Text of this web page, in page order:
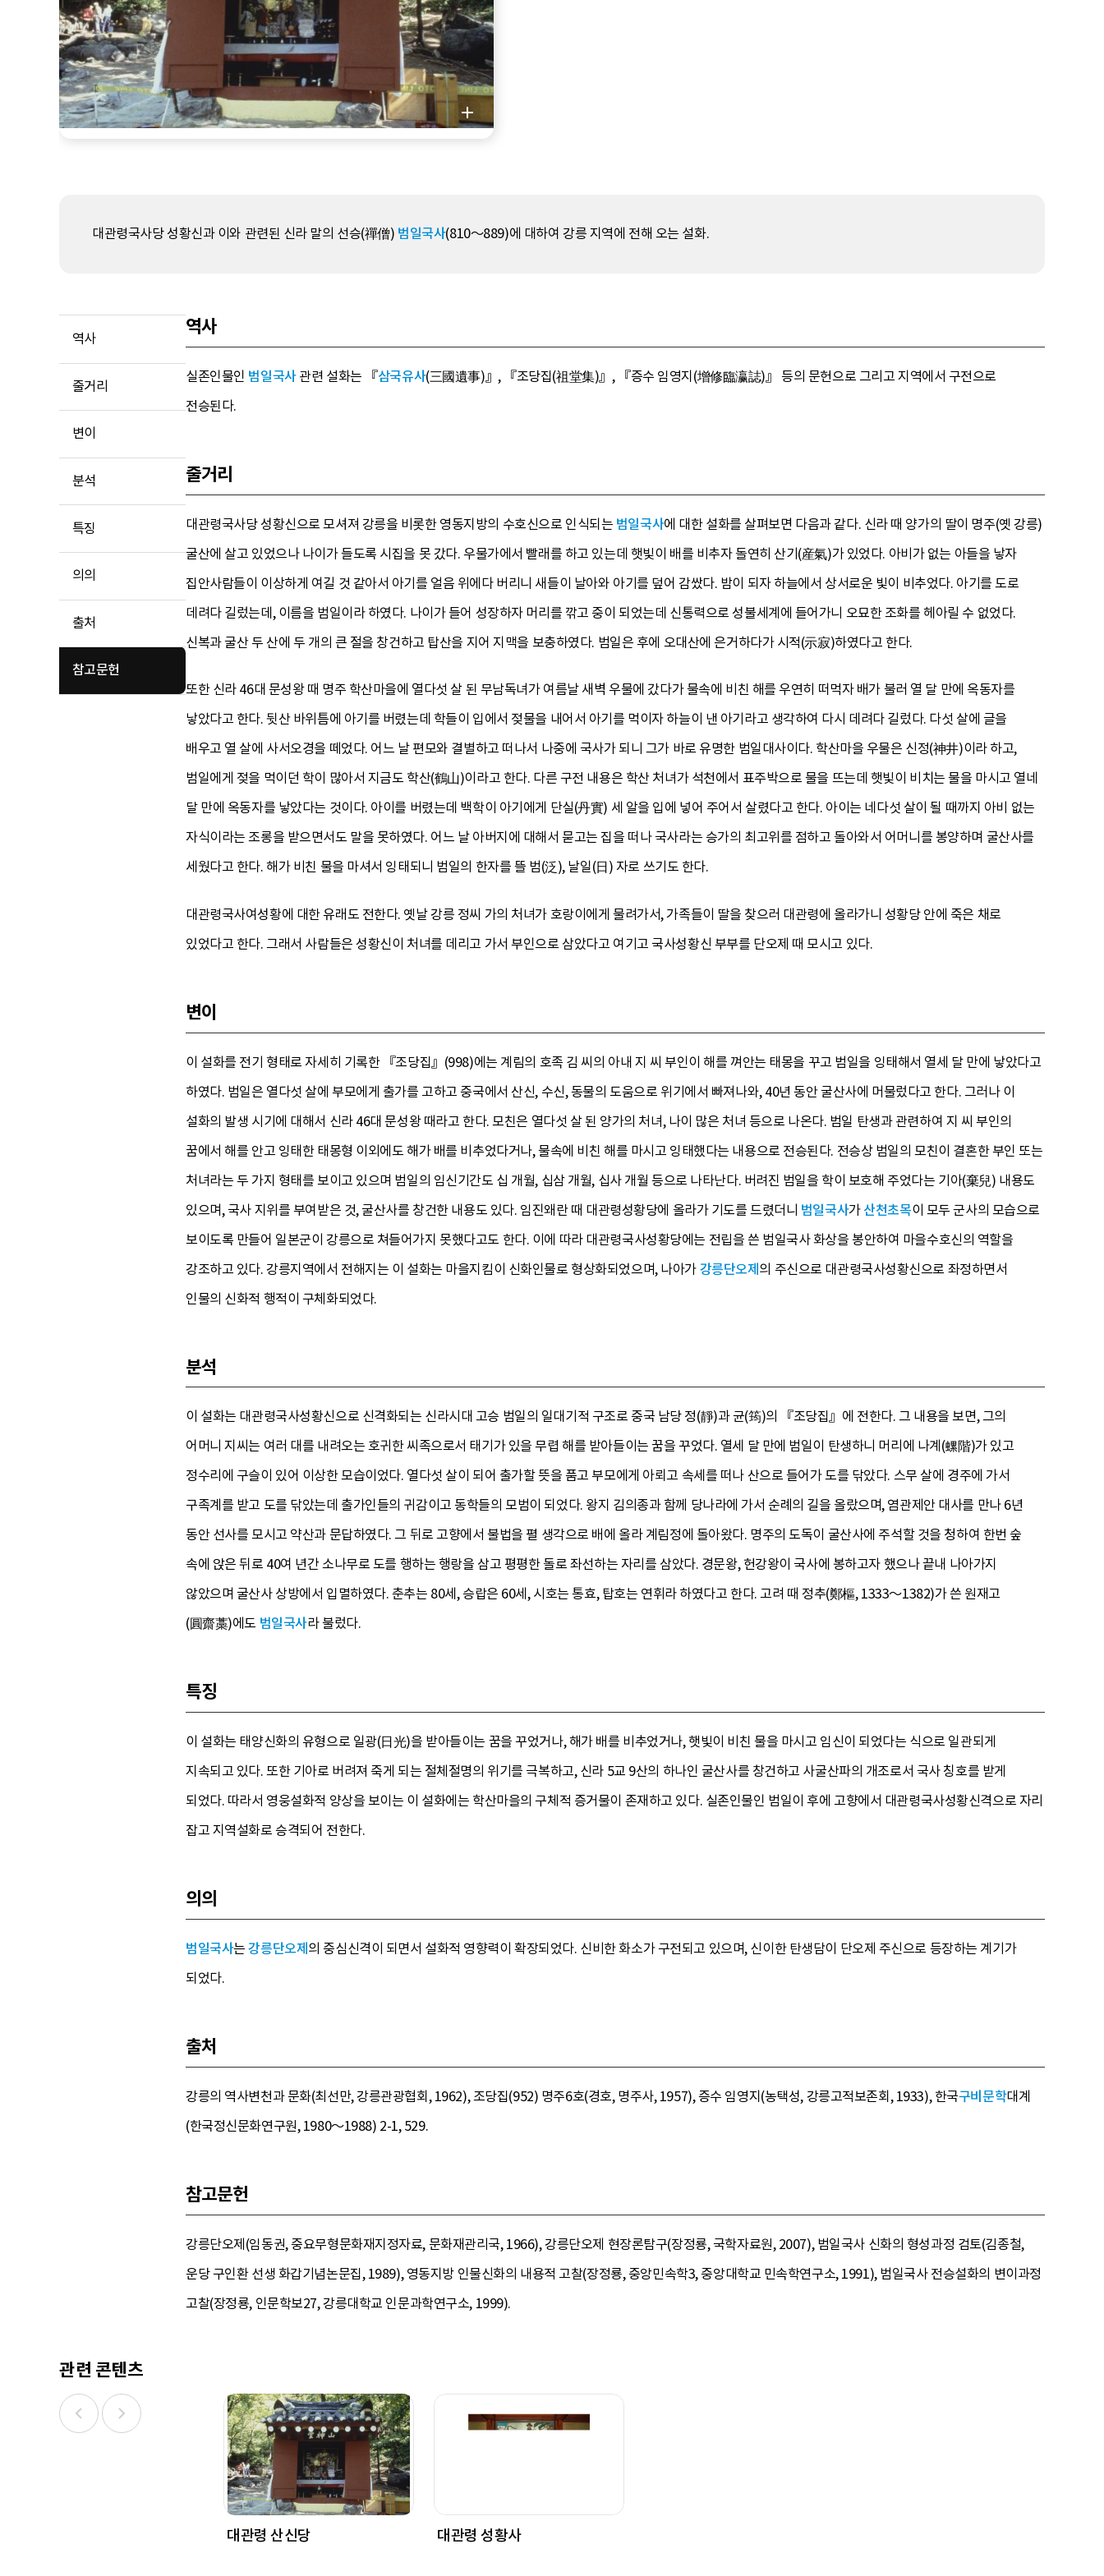
대관령국사당 성황신과 이와 관련된 신라 말의 선승(禪僧) 범일국사(810～889)에 대하여 강릉 지역에 전해 오는 설화.
역사
줄거리
변이
분석
특징
의의
출처
참고문헌
역사
실존인물인 범일국사관련 설화는 『삼국유사(三國遺事)』, 『조당집(祖堂集)』, 『증수 임영지(增修臨瀛誌)』 등의 문헌으로 그리고 지역에서 구전으로
전승된다.
줄거리
대관령국사당 성황신으로 모셔져 강릉을 비롯한 영동지방의 수호신으로 인식되는 범일국사에 대한 설화를 살펴보면 다음과 같다. 신라 때 양가의 딸이 명주(옛 강릉)
굴산에 살고 있었으나 나이가 들도록 시집을 못 갔다. 우물가에서 빨래를 하고 있는데 햇빛이 배를 비추자 돌연히 산기(産氣)가 있었다. 아비가 없는 아들을 낳자
집안사람들이 이상하게 여길 것 같아서 아기를 얼음 위에다 버리니 새들이 날아와 아기를 덮어 감쌌다. 밤이 되자 하늘에서 상서로운 빛이 비추었다. 아기를 도로
데려다 길렀는데, 이름을 범일이라 하였다. 나이가 들어 성장하자 머리를 깎고 중이 되었는데 신통력으로 성불세계에 들어가니 오묘한 조화를 헤아릴 수 없었다.
신복과 굴산 두 산에 두 개의 큰 절을 창건하고 탑산을 지어 지맥을 보충하였다. 범일은 후에 오대산에 은거하다가 시적(示寂)하였다고 한다.
또한 신라 46대 문성왕 때 명주 학산마을에 열다섯 살 된 무남독녀가 여름날 새벽 우물에 갔다가 물속에 비친 해를 우연히 떠먹자 배가 불러 열 달 만에 옥동자를
낳았다고 한다. 뒷산 바위틈에 아기를 버렸는데 학들이 입에서 젖물을 내어서 아기를 먹이자 하늘이 낸 아기라고 생각하여 다시 데려다 길렀다. 다섯 살에 글을
배우고 열 살에 사서오경을 떼었다. 어느 날 편모와 결별하고 떠나서 나중에 국사가 되니 그가 바로 유명한 범일대사이다. 학산마을 우물은 신정(神井)이라 하고,
범일에게 젖을 먹이던 학이 많아서 지금도 학산(鶴山)이라고 한다. 다른 구전 내용은 학산 처녀가 석천에서 표주박으로 물을 뜨는데 햇빛이 비치는 물을 마시고 열네
달 만에 옥동자를 낳았다는 것이다. 아이를 버렸는데 백학이 아기에게 단실(丹實) 세 알을 입에 넣어 주어서 살렸다고 한다. 아이는 네다섯 살이 될 때까지 아비 없는
자식이라는 조롱을 받으면서도 말을 못하였다. 어느 날 아버지에 대해서 묻고는 집을 떠나 국사라는 승가의 최고위를 점하고 돌아와서 어머니를 봉양하며 굴산사를
세웠다고 한다. 해가 비친 물을 마셔서 잉태되니 범일의 한자를 뜰 범(泛), 날일(日) 자로 쓰기도 한다.
대관령국사여성황에 대한 유래도 전한다. 옛날 강릉 정씨 가의 처녀가 호랑이에게 물려가서, 가족들이 딸을 찾으러 대관령에 올라가니 성황당 안에 죽은 채로
있었다고 한다. 그래서 사람들은 성황신이 처녀를 데리고 가서 부인으로 삼았다고 여기고 국사성황신 부부를 단오제 때 모시고 있다.
변이
이 설화를 전기 형태로 자세히 기록한 『조당집』(998)에는 계림의 호족 김 씨의 아내 지 씨 부인이 해를 껴안는 태몽을 꾸고 범일을 잉태해서 열세 달 만에 낳았다고
하였다. 범일은 열다섯 살에 부모에게 출가를 고하고 중국에서 산신, 수신, 동물의 도움으로 위기에서 빠져나와, 40년 동안 굴산사에 머물렀다고 한다. 그러나 이
설화의 발생 시기에 대해서 신라 46대 문성왕 때라고 한다. 모친은 열다섯 살 된 양가의 처녀, 나이 많은 처녀 등으로 나온다. 범일 탄생과 관련하여 지 씨 부인의
꿈에서 해를 안고 잉태한 태몽형 이외에도 해가 배를 비추었다거나, 물속에 비친 해를 마시고 잉태했다는 내용으로 전승된다. 전승상 범일의 모친이 결혼한 부인 또는
처녀라는 두 가지 형태를 보이고 있으며 범일의 임신기간도 십 개월, 십삼 개월, 십사 개월 등으로 나타난다. 버려진 범일을 학이 보호해 주었다는 기아(棄兒) 내용도
있으며, 국사 지위를 부여받은 것, 굴산사를 창건한 내용도 있다. 임진왜란 때 대관령성황당에 올라가 기도를 드렸더니 범일국사가산천초목이 모두 군사의 모습으로
보이도록 만들어 일본군이 강릉으로 쳐들어가지 못했다고도 한다. 이에 따라 대관령국사성황당에는 전립을 쓴 범일국사 화상을 봉안하여 마을수호신의 역할을
강조하고 있다. 강릉지역에서 전해지는 이 설화는 마을지킴이 신화인물로 형상화되었으며, 나아가강릉단오제의 주신으로 대관령국사성황신으로 좌정하면서
인물의 신화적 행적이 구체화되었다.
분석
이 설화는 대관령국사성황신으로 신격화되는 신라시대 고승 범일의 일대기적 구조로 중국 남당 정(靜)과 균(筠)의 『조당집』에 전한다. 그 내용을 보면, 그의
어머니 지씨는 여러 대를 내려오는 호귀한 씨족으로서 태기가 있을 무렵 해를 받아들이는 꿈을 꾸었다. 열세 달 만에 범일이 탄생하니 머리에 나계(螺階)가 있고
정수리에 구슬이 있어 이상한 모습이었다. 열다섯 살이 되어 출가할 뜻을 품고 부모에게 아뢰고 속세를 떠나 산으로 들어가 도를 닦았다. 스무 살에 경주에 가서
구족계를 받고 도를 닦았는데 출가인들의 귀감이고 동학들의 모범이 되었다. 왕지 김의종과 함께 당나라에 가서 순례의 길을 올랐으며, 염관제안 대사를 만나 6년
동안 선사를 모시고 약산과 문답하였다. 그 뒤로 고향에서 불법을 펼 생각으로 배에 올라 계림정에 돌아왔다. 명주의 도독이 굴산사에 주석할 것을 청하여 한번 숲
속에 앉은 뒤로 40여 년간 소나무로 도를 행하는 행랑을 삼고 평평한 돌로 좌선하는 자리를 삼았다. 경문왕, 헌강왕이 국사에 봉하고자 했으나 끝내 나아가지
않았으며 굴산사 상방에서 입멸하였다. 춘추는 80세, 승랍은 60세, 시호는 통효, 탑호는 연휘라 하였다고 한다. 고려 때 정추(鄭樞, 1333～1382)가 쓴 원재고
(圓齋藁)에도 범일국사라 불렀다.
특징
이 설화는 태양신화의 유형으로 일광(日光)을 받아들이는 꿈을 꾸었거나, 해가 배를 비추었거나, 햇빛이 비친 물을 마시고 임신이 되었다는 식으로 일관되게
지속되고 있다. 또한 기아로 버려져 죽게 되는 절체절명의 위기를 극복하고, 신라 5교 9산의 하나인 굴산사를 창건하고 사굴산파의 개조로서 국사 칭호를 받게
되었다. 따라서 영웅설화적 양상을 보이는 이 설화에는 학산마을의 구체적 증거물이 존재하고 있다. 실존인물인 범일이 후에 고향에서 대관령국사성황신격으로 자리
잡고 지역설화로 승격되어 전한다.
의의
범일국사는강릉단오제 의 중심신격이 되면서 설화적 영향력이 확장되었다. 신비한 화소가 구전되고 있으며, 신이한 탄생담이 단오제 주신으로 등장하는 계기가
되었다.
출처
강릉의 역사변천과 문화(최선만, 강릉관광협회, 1962), 조당집(952) 명주6호(경호, 명주사, 1957), 증수 임영지(농택성, 강릉고적보존회, 1933), 한국구비문학대계
(한국정신문화연구원, 1980～1988) 2-1, 529.
참고문헌
강릉단오제(임동권, 중요무형문화재지정자료, 문화재관리국, 1966), 강릉단오제 현장론탐구(장정룡, 국학자료원, 2007), 범일국사 신화의 형성과정 검토(김종철,
운당 구인환 선생 화갑기념논문집, 1989), 영동지방 인물신화의 내용적 고찰(장정룡, 중앙민속학3, 중앙대학교 민속학연구소, 1991), 범일국사 전승설화의 변이과정
고찰(장정룡, 인문학보27, 강릉대학교 인문과학연구소, 1999).
관련 콘텐츠
대관령 산신당 대관령 성황사